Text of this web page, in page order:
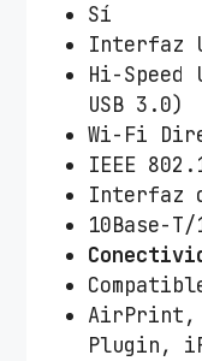
Sí
Interfaz
Hi-Speed
USB 3.0)
Wi-Fi
IEEE
Interfaz
10Base-T/
AirPrint,
Plugin,